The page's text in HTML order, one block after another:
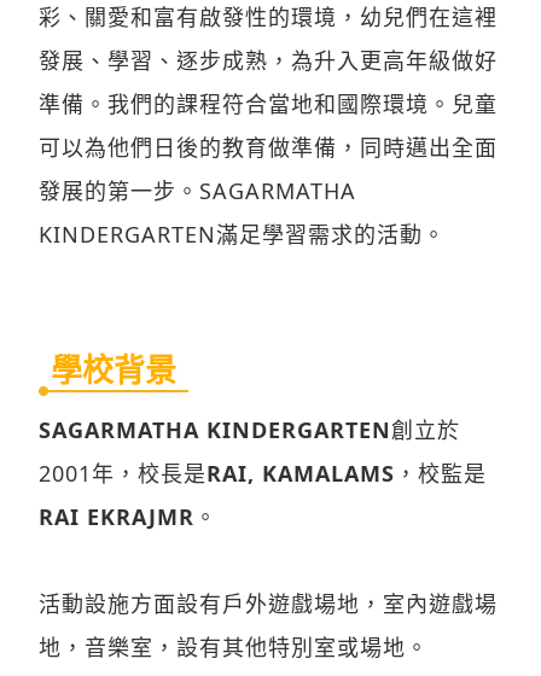
彩、關愛和富有啟發性的環境，幼兒們在這裡
發展、學習、逐步成熟，為升入更高年級做好
準備。我們的課程符合當地和國際環境。兒童
可以為他們日後的教育做準備，同時邁出全面
發展的第一步。SAGARMATHA
KINDERGARTEN滿足學習需求的活動。
學校背景
SAGARMATHA KINDERGARTEN創立於
2001年，校長是RAI, KAMALAMS ，校監是
RAI EKRAJMR 。
活動設施方面設有戶外遊戲場地，室內遊戲場
地，音樂室，設有其他特別室或場地。